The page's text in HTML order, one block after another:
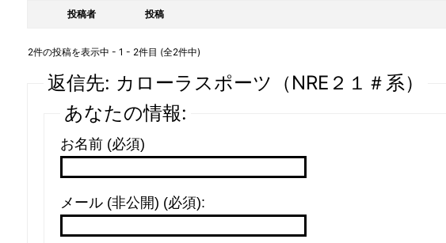
投稿者 投稿
2件の投稿を表示中 - 1 - 2件目 (全2件中)
返信先: カローラスポーツ（NRE２１＃系）
あなたの情報:
お名前 (必須)
メール (非公開) (必須):